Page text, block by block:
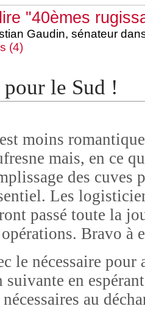
"40èmes
Gaudin, sénateur
(4)
le Sud !
moins
mais, en ce
des cuves
Les
passé toute la
Bravo à
le nécessaire pour
suivante en
au